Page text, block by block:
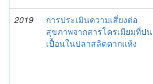
2019
การประเมินความเสี่ยงต่อ
สุขภาพจากสารโครเมียมที่ปน
เปื้อนในปลาสลิดตากแห้ง